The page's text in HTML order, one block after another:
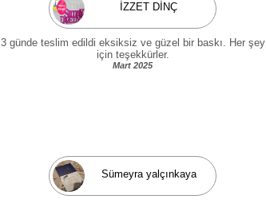
İZZET DİNÇ
3 günde teslim edildi eksiksiz ve güzel bir baskı. Her şey
için teşekkürler.
Mart 2025
Sümeyra yalçınkaya